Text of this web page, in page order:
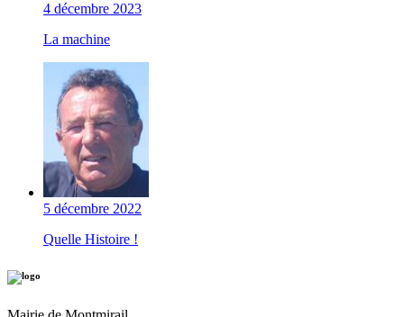
4 décembre 2023
La machine
5 décembre 2022
Quelle Histoire !